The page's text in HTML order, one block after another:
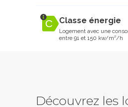
Classe énergie
Logement avec une
entre 91 et 150 kw/m²/h
Découvrez les